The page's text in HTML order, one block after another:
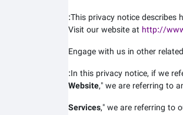
This privacy notice describes
Visit our website at http://
Engage with us in other
In this privacy notice, if we
Website," we are referring to
Services," we are referring to